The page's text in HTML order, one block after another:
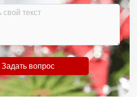
Задать вопрос